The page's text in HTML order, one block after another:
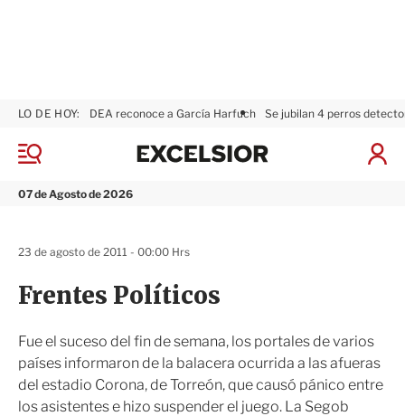
M
n
07 de Agosto de 2026
LO DE HOY: DEA reconoce a García Harfuch Se jubilan 4 perros
I
n
x
Frentes Políticos
Fue el suceso del fin de semana, los portales de varios
países informaron de la balacera ocurrida a las afueras
del estadio Corona, de Torreón, que causó pánico entre
los asistentes e hizo suspender el juego. La Segob
23 de agosto de 2011 - 00:00 Hrs